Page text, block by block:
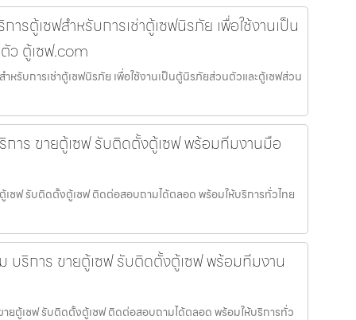
รตู้เซฟสำหรับการเช่าตู้เซฟนิรภัย เพื่อใช้งานเป็น
ว ตู้เซฟ.com
หรับการเช่าตู้เซฟนิรภัย เพื่อใช้งานเป็นตู้นิรภัยส่วนตัวและตู้เซฟส่วน
าร ขายตู้เซฟ รับติดตั้งตู้เซฟ พร้อมทีมงานมือ
เซฟ รับติดตั้งตู้เซฟ ติดต่อสอบถามได้ตลอด พร้อมให้บริการทั่วไทย
บริการ ขายตู้เซฟ รับติดตั้งตู้เซฟ พร้อมทีมงาน
ยตู้เซฟ รับติดตั้งตู้เซฟ ติดต่อสอบถามได้ตลอด พร้อมให้บริการทั่ว